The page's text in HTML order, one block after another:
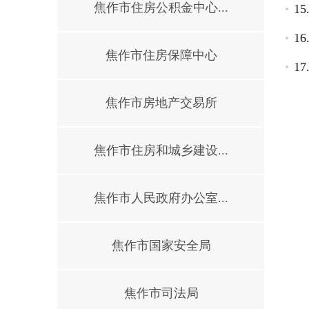
焦作市住房公积金中心...
焦作市住房保障中心
焦作市房地产交易所
焦作市住房和城乡建设...
焦作市人民政府办公室...
焦作市国家安全局
焦作市司法局